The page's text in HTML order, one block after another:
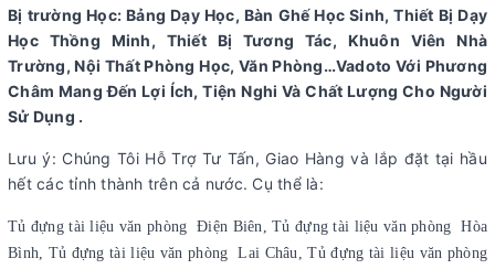
Bị trường Học: Bảng Dạy Học, Bàn Ghế Học Sinh, Thiết Bị Dạy
Học Thồng Minh, Thiết Bị Tương Tác, Khuôn Viên Nhà
Trường, Nội Thất Phòng Học, Văn Phòng…Vadoto Với Phương
Châm Mang Đến Lợi Ích, Tiện Nghi Và Chất Lượng Cho Người
Sử Dụng .
Lưu ý: Chúng Tôi Hỗ Trợ Tư Tấn, Giao Hàng và lắp đặt tại hầu
hết các tỉnh thành trên cả nước. Cụ thể là:
Tủ đựng tài liệu văn phòng Điện Biên, Tủ đựng tài liệu văn phòng Hòa
Bình, Tủ đựng tài liệu văn phòng Lai Châu, Tủ đựng tài liệu văn phòng